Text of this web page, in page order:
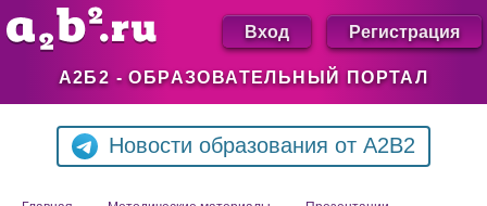
А2Б2 - ОБРАЗОВАТЕЛЬНЫЙ ПОРТАЛ
Вход Регистрация
Новости образования от A2B2